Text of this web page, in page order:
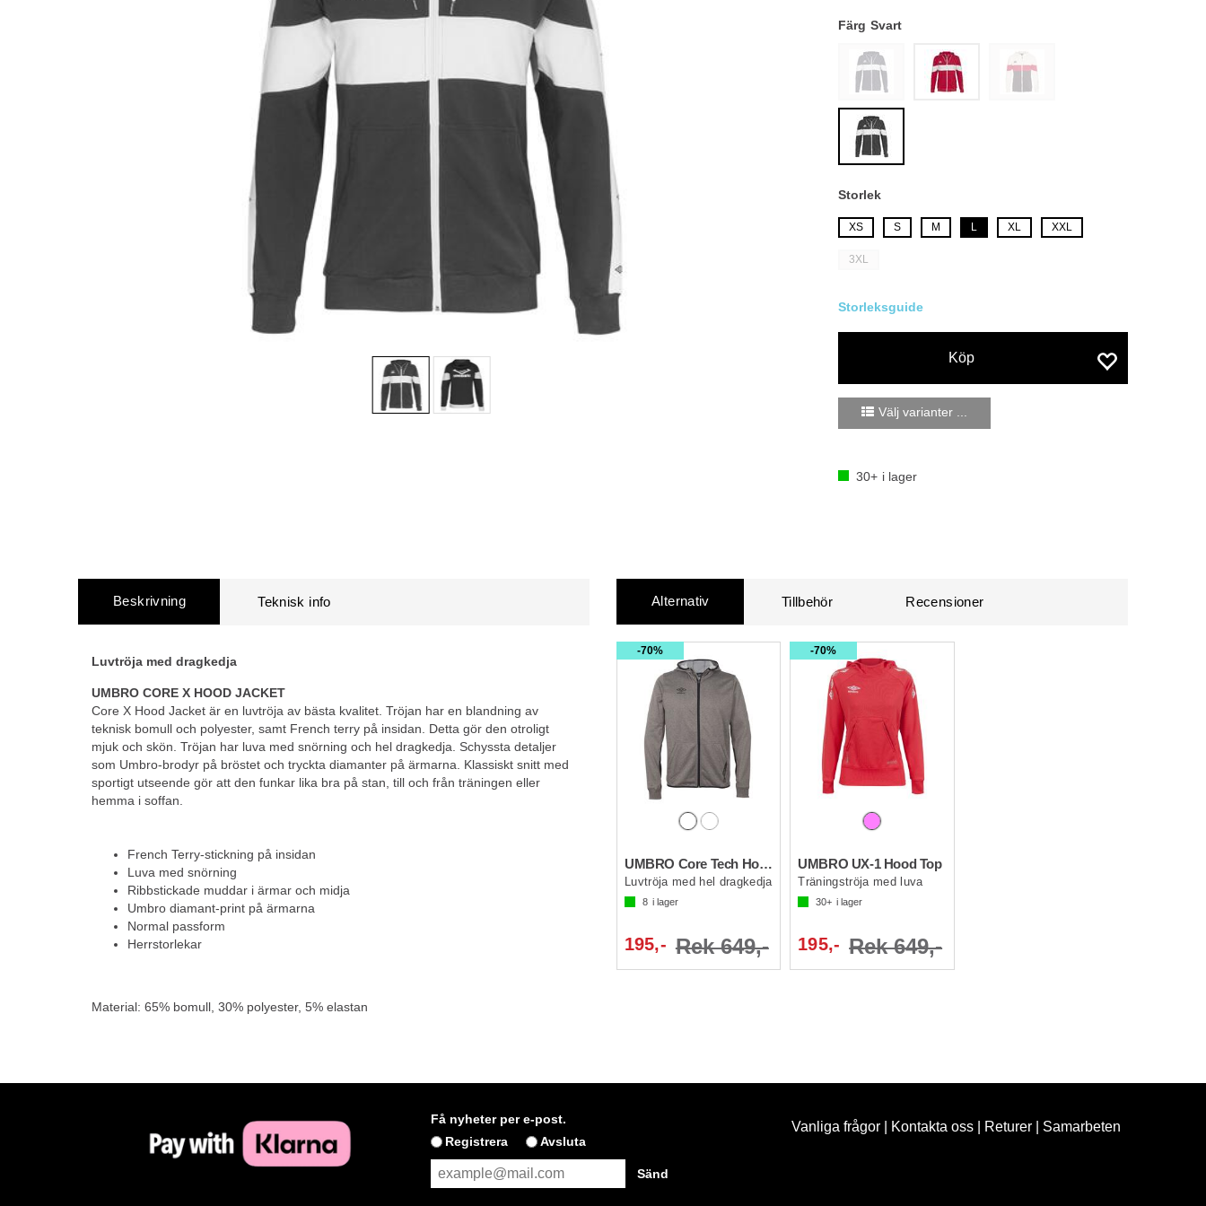
Färg Svart
Storlek
XS S M L XL XXL
3XL
Köp
Välj varianter ...
30+ i lager
Beskrivning
Luvtröja med dragkedja
UMBRO CORE X HOOD JACKET
Core X Hood Jacket är en luvtröja av bästa kvalitet. Tröjan har en blandning av
teknisk bomull och polyester, samt French terry på insidan. Detta gör den otroligt
mjuk och skön. Tröjan har luva med snörning och hel dragkedja. Schyssta detaljer
som Umbro-brodyr på bröstet och tryckta diamanter på ärmarna. Klassiskt snitt med
sportigt utseende gör att den funkar lika bra på stan, till och från träningen eller
hemma i soffan.
French Terry-stickning på insidan
Luva med snörning
Ribbstickade muddar i ärmar och midja
Umbro diamant-print på ärmarna
Normal passform
Herrstorlekar
Material: 65% bomull, 30% polyester, 5% elastan
Alternativ Tillbehör Recensioner
70%
UMBRO Core Tech Hood Zip 19
Luvtröja med hel dragkedja
8 i lager
195,- Rek 649,-
70%
UMBRO UX-1 Hood Top
Träningströja med luva
30+ i lager
195,- Rek 649,-
Få nyheter per e-post.
Registrera
Avsluta
Vanliga frågor| Kontakta oss| Returer| Samarbeten